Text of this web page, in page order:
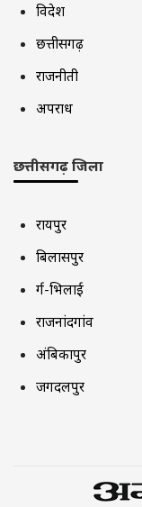
विदेश
छत्तीसगढ़
राजनीती
अपराध
छत्तीसगढ़ जिला
रायपुर
बिलासपुर
दुर्ग-भिलाई
राजनांदगांव
अंबिकापुर
जगदलपुर